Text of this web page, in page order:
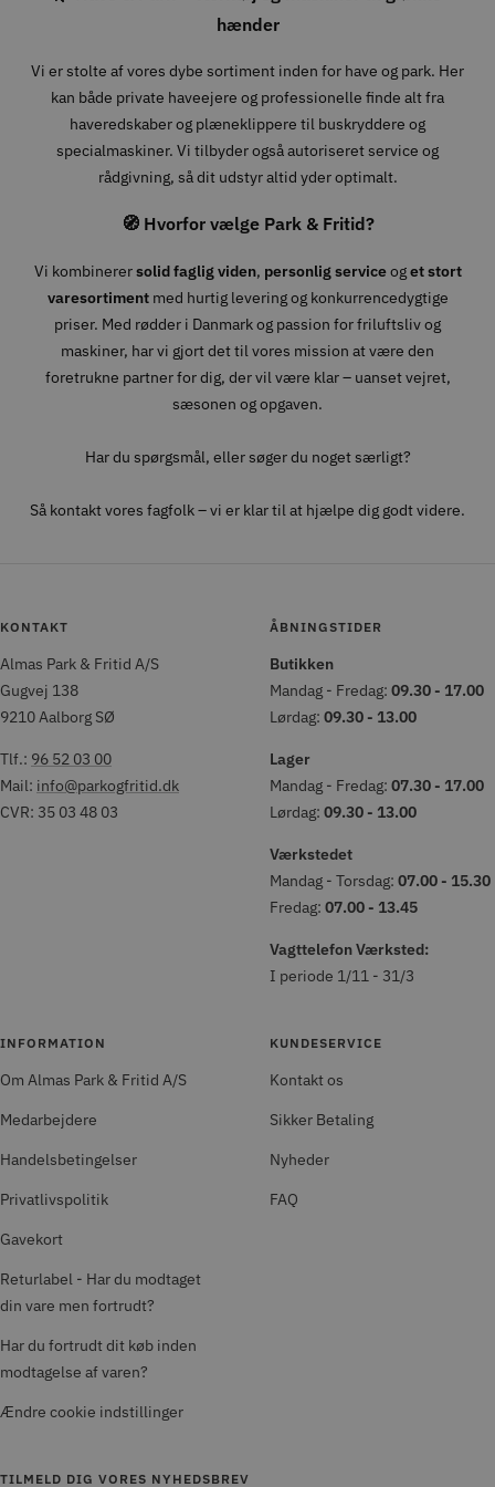
hænder
Vi er stolte af vores dybe sortiment inden for have og park. Her
kan både private haveejere og professionelle finde alt fra
haveredskaber og plæneklippere til buskryddere og
specialmaskiner. Vi tilbyder også autoriseret service og
rådgivning, så dit udstyr altid yder optimalt.
🧭 Hvorfor vælge Park & Fritid?
Vi kombinerersolid faglig viden, personlig serviceoget stort
varesortimentmed hurtig levering og konkurrencedygtige
priser. Med rødder i Danmark og passion for friluftsliv og
maskiner, har vi gjort det til vores mission at være den
foretrukne partner for dig, der vil være klar – uanset vejret,
sæsonen og opgaven.
Har du spørgsmål, eller søger du noget særligt?
Så kontakt vores fagfolk – vi er klar til at hjælpe dig godt videre.
KONTAKT
Almas Park & Fritid A/S
Gugvej 138
9210 Aalborg SØ
Tlf.: 96 52 03 00
Mail: info@parkogfritid.dk
CVR: 35 03 48 03
ÅBNINGSTIDER
Butikken
Mandag - Fredag: 09.30 - 17.00
Lørdag: 09.30 - 13.00
Lager
Mandag - Fredag: 07.30 - 17.00
Lørdag: 09.30 - 13.00
Værkstedet
Mandag - Torsdag: 07.00 - 15.30
Fredag: 07.00 - 13.45
Vagttelefon Værksted:
I periode 1/11 - 31/3
INFORMATION
Om Almas Park & Fritid A/S
Medarbejdere
Handelsbetingelser
Privatlivspolitik
Gavekort
Returlabel - Har du modtaget
din vare men fortrudt?
Har du fortrudt dit køb inden
modtagelse af varen?
Ændre cookie indstillinger
KUNDESERVICE
Kontakt os
Sikker Betaling
Nyheder
FAQ
TILMELD DIG VORES NYHEDSBREV